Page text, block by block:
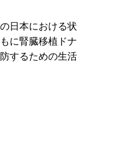
日本における状
に腎臓移植ドナ
するための生活